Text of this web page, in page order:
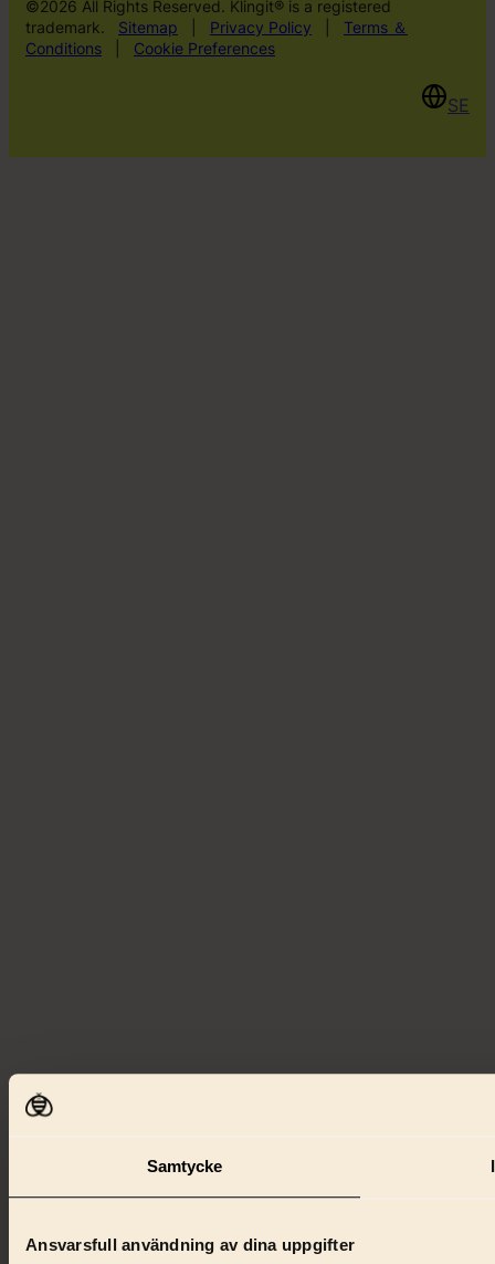
Samtycke
Ansvarsfull användning av dina uppgifter
©2026 All Rights Reserved. Klingit® is a registered
trademark.
Sitemap Privacy Policy
Terms ＆
Conditions
Cookie Preferences
SE